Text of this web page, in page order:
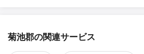
菊池郡の関連サービス